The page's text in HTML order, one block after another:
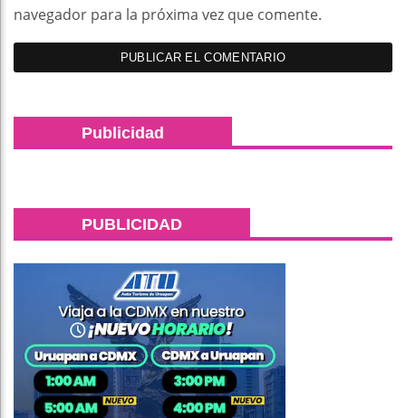
navegador para la próxima vez que comente.
Publicidad
PUBLICIDAD